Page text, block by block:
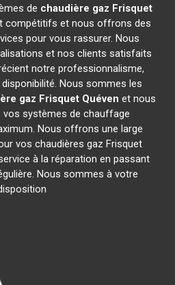
de chaudière gaz Frisquet
compétitifs et nous offrons des
pour vous rassurer. Nous
et nos clients satisfaits
notre professionnalisme,
Nous sommes les
gaz Frisquet Quéven et nous
systèmes de chauffage
Nous offrons une large
vos chaudières gaz Frisquet
à la réparation en passant
Nous sommes à votre